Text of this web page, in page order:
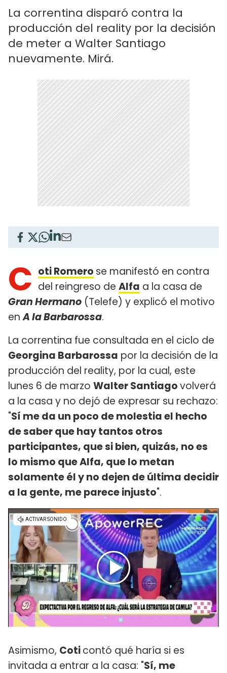
La correntina disparó contra la
producción del reality por la decisión
de meter a Walter Santiago
nuevamente. Mirá.
C oti Romero se manifestó en contra
del reingreso de Alfa a la casa de
Gran Hermano (Telefe) y explicó el motivo
enA la Barbarossa.
La correntina fue consultada en el ciclo de
Georgina Barbarossa por la decisión de la
producción del reality, por la cual, este
lunes 6 de marzo Walter Santiagovolverá
a la casa y no dejó de expresar su rechazo:
"Sí me da un poco de molestia el hecho
de saber que hay tantos otros
participantes, que si bien, quizás, no es
lo mismo que Alfa, que lo metan
solamente él y no dejen de última decidir
a la gente, me parece injusto".
Asimismo, Coticontó qué haría si es
invitada a entrar a la casa: "Sí, me